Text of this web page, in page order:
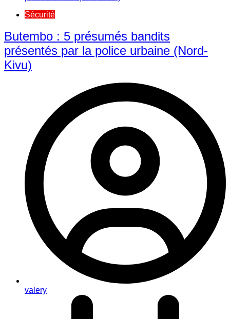
Sécurité
Butembo : 5 présumés bandits
présentés par la police urbaine (Nord-
Kivu)
valery